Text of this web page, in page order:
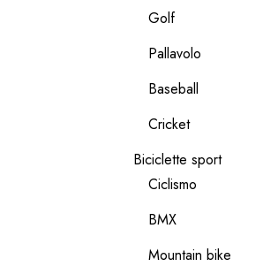
Golf
Pallavolo
Baseball
Cricket
Biciclette sport
Ciclismo
BMX
Mountain bike